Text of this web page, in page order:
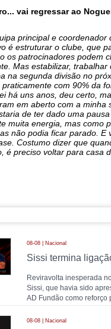
vai regressar ao
principal e coordenador
é estruturar o clube, que
os patrocinadores podem
Mas estabilizar,
na segunda divisão no
com 90% da
há uns anos, deu certo,
em aberto com a minha
de ter dado uma
muita energia, mas como
não podia ficar parado. E
Costumo dizer que
é preciso voltar para casa
08-08 | Nacional
Reviravolta inesperada
Sissi, que havia sido
AD Fundão como reforço
08-08 | Nacional